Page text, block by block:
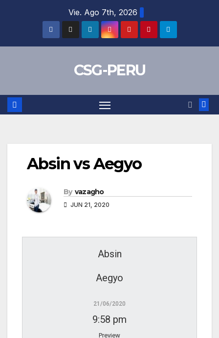
Vie. Ago 7th, 2026
CSG-PERU
Absin vs Aegyo
By vazagho
JUN 21, 2020
Absin
Aegyo
21/06/2020
9:58 pm
Preview